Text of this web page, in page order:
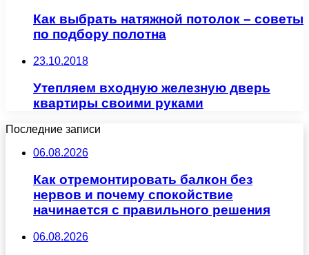
Как выбрать натяжной потолок – советы
по подбору полотна
23.10.2018
Утепляем входную железную дверь
квартиры своими руками
Последние записи
06.08.2026
Как отремонтировать балкон без
нервов и почему спокойствие
начинается с правильного решения
06.08.2026